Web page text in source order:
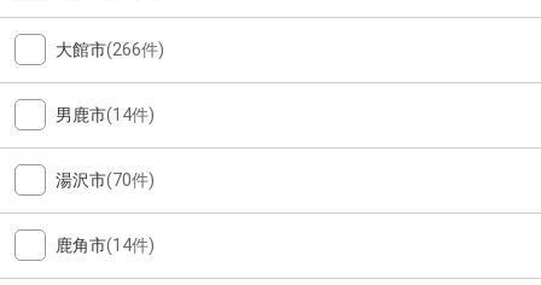
大館市(266件)
男鹿市(14件)
湯沢市(70件)
鹿角市(14件)